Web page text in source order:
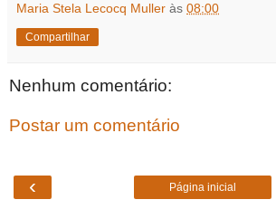
Maria Stela Lecocq Muller às 08:00
Compartilhar
Nenhum comentário:
Postar um comentário
‹ Página inicial